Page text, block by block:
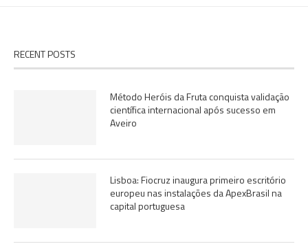
RECENT POSTS
Método Heróis da Fruta conquista validação
científica internacional após sucesso em
Aveiro
Lisboa: Fiocruz inaugura primeiro escritório
europeu nas instalações da ApexBrasil na
capital portuguesa